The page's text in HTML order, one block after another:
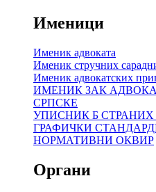
Именици
Именик адвоката
Именик стручних
Именик адвокатских
ИМЕНИК ЗАК
СРПСКЕ
УПИСНИК Б
ГРАФИЧКИ
НОРМАТИВНИ ОКВИР
Органи